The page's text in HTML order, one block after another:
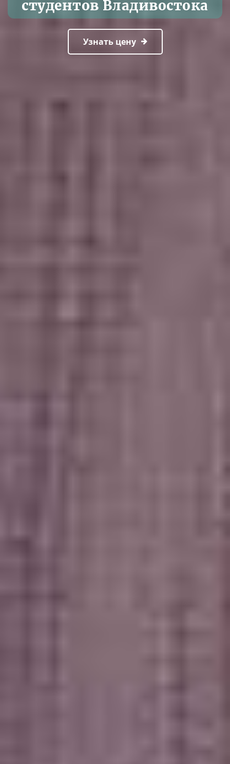
студентов Владивостока
Узнать цену